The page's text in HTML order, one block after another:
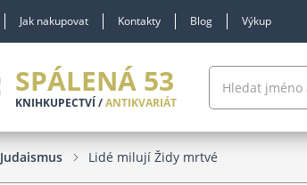
Jak nakupovat Kontakty Blog Výkup
SPÁLENÁ 53
KNIHKUPECTVÍ /ANTIKVARIÁT
Judaismus Lidé milují Židy mrtvé